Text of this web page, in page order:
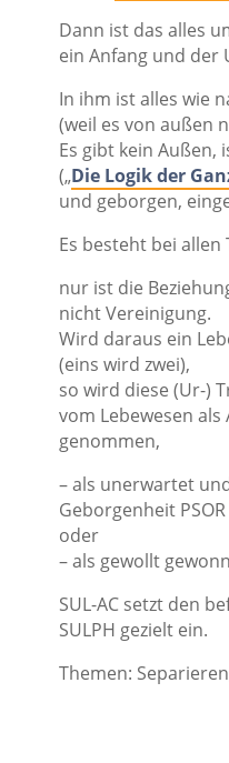
Dann ist das alles
ein Anfang und der
In ihm ist alles wie
(weil es von außen
Es gibt kein Außen,
(„Die Logik der
und geborgen,
Es besteht bei
nur ist die
nicht Vereinigung.
Wird daraus ein
(eins wird zwei),
so wird diese (Ur-)
vom Lebewesen
genommen,
– als unerwartet
Geborgenheit PSOR
oder
– als gewollt
SUL-AC setzt den
SULPH gezielt ein.
Themen: